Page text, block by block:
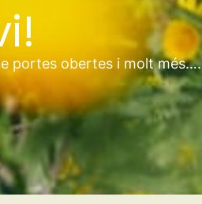
portes obertes i molt més….